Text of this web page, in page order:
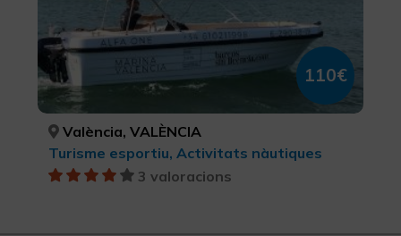
110€
València, VALÈNCIA
Turisme esportiu, Activitats nàutiques
3 valoracions